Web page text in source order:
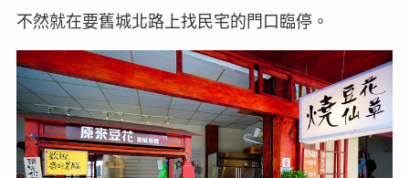
不然就在要舊城北路上找民宅的門口臨停。